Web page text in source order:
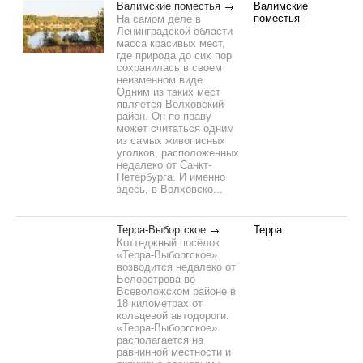
Валимские поместья
На самом деле в
Ленинградской области
масса красивых мест,
где природа до сих пор
сохранилась в своем
неизменном виде.
Одним из таких мест
является Волховский
район. Он по праву
может считаться одним
из самых живописных
уголков, расположенных
недалеко от Санкт-
Петербурга. И именно
здесь, в Волховско...
Валимские
поместья
Терра-Выборгское
Коттеджный посёлок
«Терра-Выборгское»
возводится недалеко от
Белоострова во
Всеволожском районе в
18 километрах от
кольцевой автодороги.
«Терра-Выборгское»
располагается на
равнинной местности и
Терра